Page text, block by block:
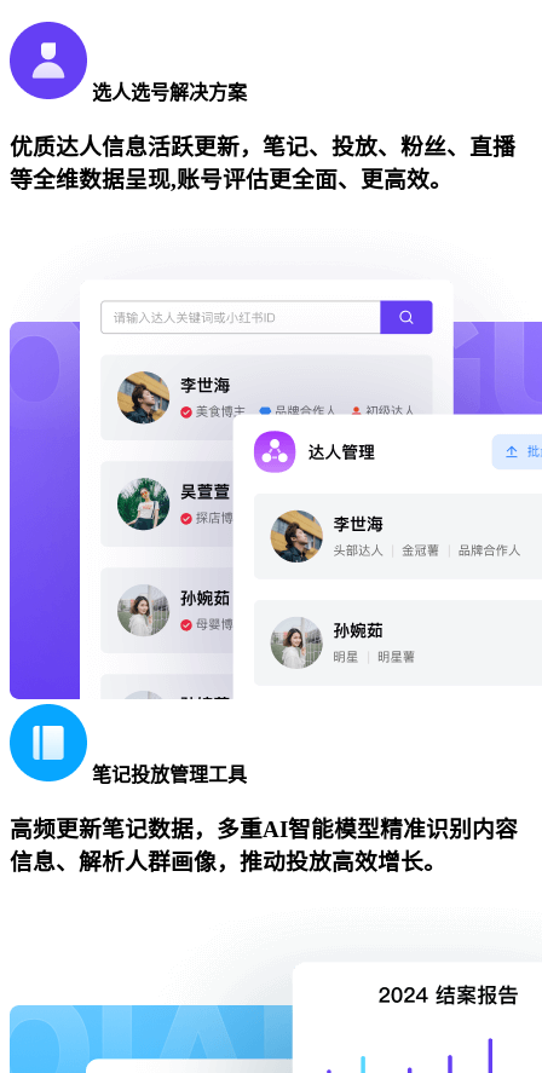
选人选号解决方案
优质达人信息活跃更新，笔记、投放、粉丝、直播
等全维数据呈现,账号评估更全面、更高效。
笔记投放管理工具
高频更新笔记数据，多重AI智能模型精准识别内容
信息、解析人群画像，推动投放高效增长。